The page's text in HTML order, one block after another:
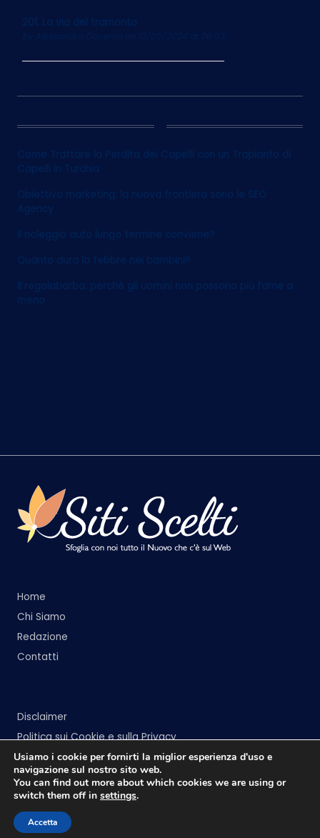
201. La via del tramonto
on 13/05/2024 at 06:03
12
Come Trattare la Perdita dei Capelli con un Trapianto di
Capelli in Turchia
Obiettivo marketing: la nuova frontiera sono le SEO
Agency
Il noleggio auto lungo termine conviene?
Quanto dura la febbre nei bambini?
Il regolabarba: perché gli uomini non possono più farne a
meno
Home
Chi Siamo
Redazione
Contatti
Disclaimer
Politica sui Cookie e sulla Privacy
Usiamo i cookie per fornirti la miglior esperienza d'uso e
navigazione sul nostro sito web.
You can find out more about which cookies we are using or
switch them off in settings.
Accetta